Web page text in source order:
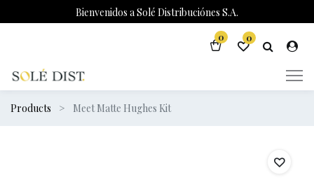
Bienvenidos a Solé Distribuciónes S.A.
0 0
Products Meet Matte Hughes Kit